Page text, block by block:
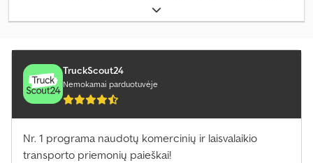
Euro 5
Gamybos metai:2008, Įranga:kranas, oro kondicionavimas,
TruckScout24
Nemokamai parduotuvėje
Nr. 1 programa naudotų komercinių ir laisvalaikio
transporto priemonių paieškai!